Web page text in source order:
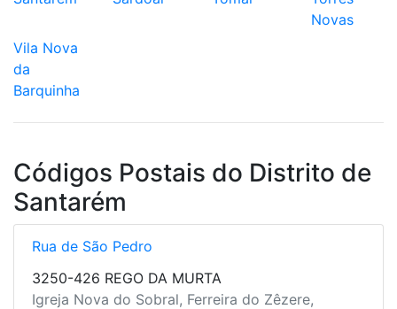
Novas
Vila Nova
da
Barquinha
Códigos Postais do Distrito de
Santarém
Rua de São Pedro
3250-426 REGO DA MURTA
Igreja Nova do Sobral, Ferreira do Zêzere,